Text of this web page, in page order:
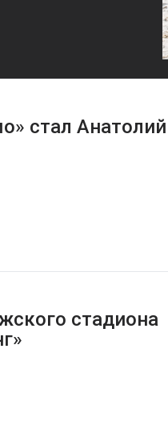
стал Анатолий
стадиона